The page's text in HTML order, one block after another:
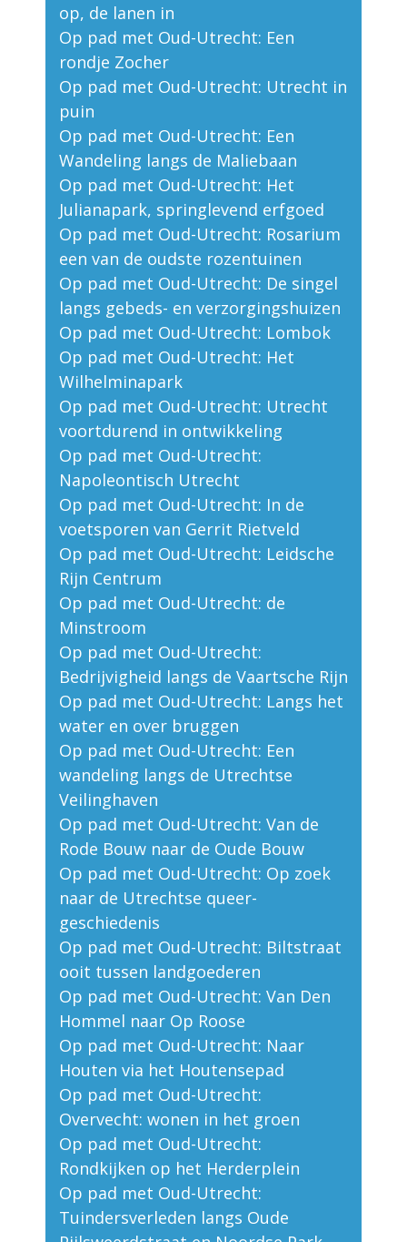
op, de lanen in
Op pad met Oud-Utrecht: Een
rondje Zocher
Op pad met Oud-Utrecht: Utrecht in
puin
Op pad met Oud-Utrecht: Een
Wandeling langs de Maliebaan
Op pad met Oud-Utrecht: Het
Julianapark, springlevend erfgoed
Op pad met Oud-Utrecht: Rosarium
een van de oudste rozentuinen
Op pad met Oud-Utrecht: De singel
langs gebeds- en verzorgingshuizen
Op pad met Oud-Utrecht: Lombok
Op pad met Oud-Utrecht: Het
Wilhelminapark
Op pad met Oud-Utrecht: Utrecht
voortdurend in ontwikkeling
Op pad met Oud-Utrecht:
Napoleontisch Utrecht
Op pad met Oud-Utrecht: In de
voetsporen van Gerrit Rietveld
Op pad met Oud-Utrecht: Leidsche
Rijn Centrum
Op pad met Oud-Utrecht: de
Minstroom
Op pad met Oud-Utrecht:
Bedrijvigheid langs de Vaartsche Rijn
Op pad met Oud-Utrecht: Langs het
water en over bruggen
Op pad met Oud-Utrecht: Een
wandeling langs de Utrechtse
Veilinghaven
Op pad met Oud-Utrecht: Van de
Rode Bouw naar de Oude Bouw
Op pad met Oud-Utrecht: Op zoek
naar de Utrechtse queer-
geschiedenis
Op pad met Oud-Utrecht: Biltstraat
ooit tussen landgoederen
Op pad met Oud-Utrecht: Van Den
Hommel naar Op Roose
Op pad met Oud-Utrecht: Naar
Houten via het Houtensepad
Op pad met Oud-Utrecht:
Overvecht: wonen in het groen
Op pad met Oud-Utrecht:
Rondkijken op het Herderplein
Op pad met Oud-Utrecht:
Tuindersverleden langs Oude